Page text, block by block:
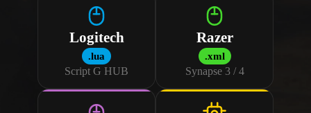
Logitech
.lua
Script G HUB
Razer
.xml
Synapse 3 / 4